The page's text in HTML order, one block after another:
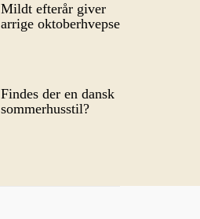
Mildt efterår giver
arrige oktoberhvepse
Findes der en dansk
sommerhusstil?